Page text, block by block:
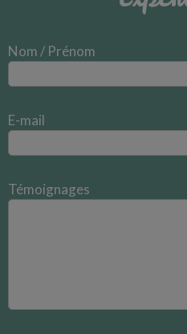
Nom / Prénom
E-mail
Témoignages